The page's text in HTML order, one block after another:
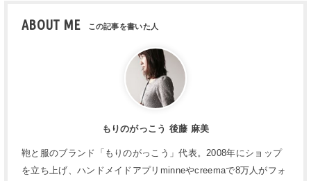
ABOUT ME
もりのがっこう 後藤 麻美
鞄と服のブランド「もりのがっこう」代表。2008年にショップ
を立ち上げ、ハンドメイドアプリminneやcreemaで8万人がフォ